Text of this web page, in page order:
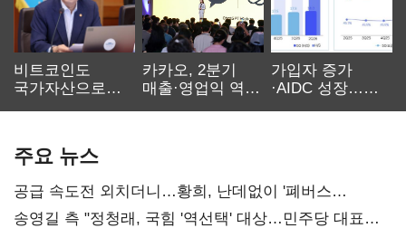
비트코인도
국가자산으로…'
카카오, 2분기
매출·영업익 역대
가입자 증가
·AIDC 성장…
주요 뉴스
공급 속도전 외치더니…황희, 난데없이 '폐버스
리모델링' 제안
송영길 측 "정청래, 국힘 '역선택' 대상…민주당 대표로